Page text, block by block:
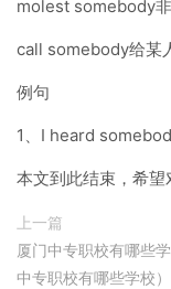
molest somebody
call somebody给某
例句
1、I heard
本文到此结束，希望
上一篇
厦门中专职校有哪些
中专职校有哪些学校）